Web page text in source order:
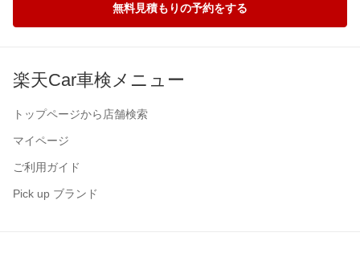
無料見積もりの予約をする
楽天Car車検メニュー
トップページから店舗検索
マイページ
ご利用ガイド
Pick up ブランド